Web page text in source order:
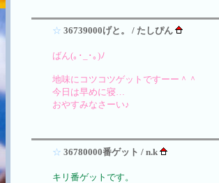
☆ 36739000げと。 / たしぴん
ばん(｡･_･｡)ﾉ
地味にコツコツゲットですーー＾＾
今日は早めに寝…
おやすみなさーい♪
☆ 36780000番ゲット / n.k
キリ番ゲットです。